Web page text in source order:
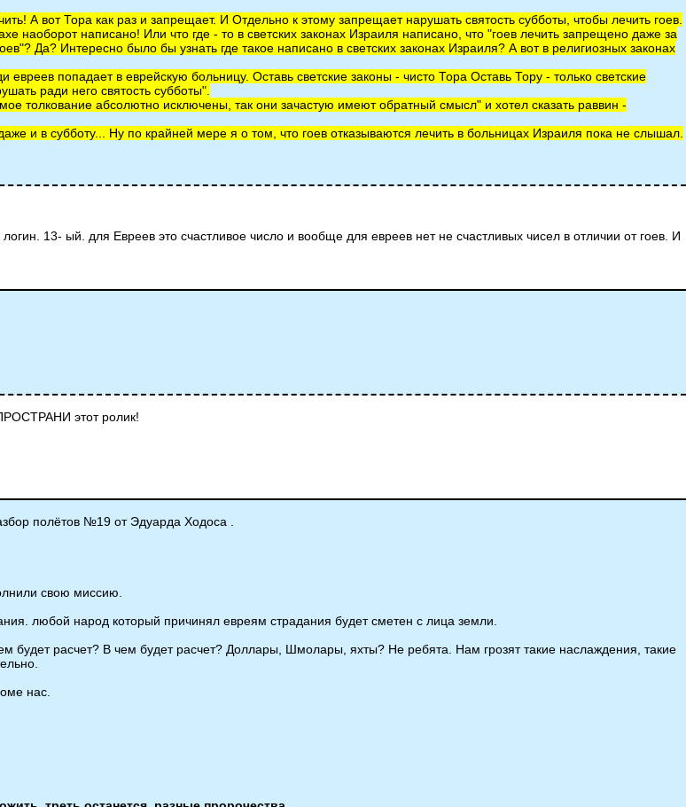
А вот Тора как раз и запрещает. И Отдельно к этому запрещает нарушать святость субботы, чтобы лечить гоев.
наоборот написано! Или что где - то в светских законах Израиля написано, что "гоев лечить запрещено даже за
Да? Интересно было бы узнать где такое написано в светских законах Израиля? А вот в религиозных законах
попадает в еврейскую больницу. Оставь светские законы - чисто Тора Оставь Тору - только светские
ради него святость субботы".
толкование абсолютно исключены, так они зачастую имеют обратный смысл" и хотел сказать раввин -
и в субботу... Ну по крайней мере я о том, что гоев отказываются лечить в больницах Израиля пока не слышал.
13- ый. для Евреев это счастливое число и вообще для евреев нет не счастливых чисел в отличии от гоев. И
этот ролик!
полётов №19 от Эдуарда Ходоса .
свою миссию.
любой народ который причинял евреям страдания будет сметен с лица земли.
будет расчет? В чем будет расчет? Доллары, Шмолары, яхты? Не ребята. Нам грозят такие наслаждения, такие
нас.